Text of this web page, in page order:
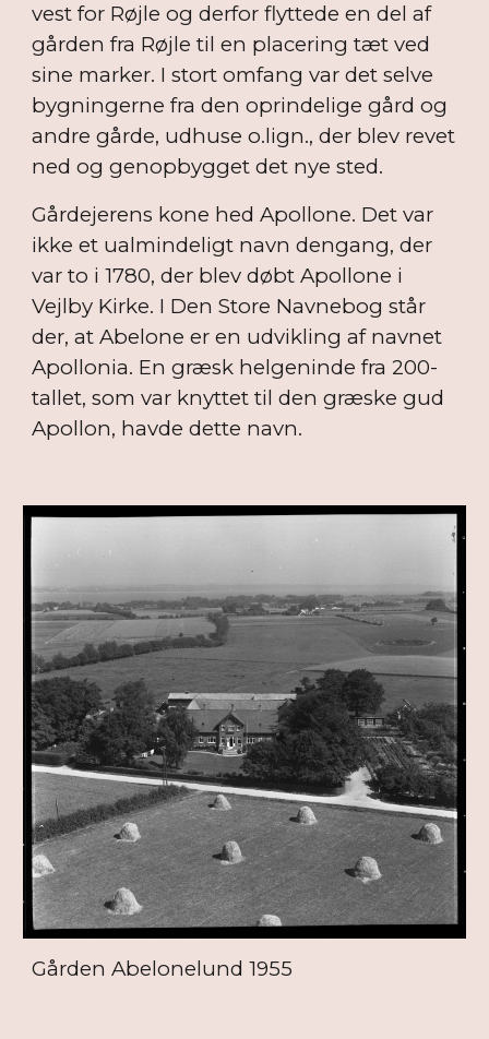
vest for Røjle og derfor flyttede en del af
gården fra Røjle til en placering tæt ved
sine marker. I stort omfang var det selve
bygningerne fra den oprindelige gård og
andre gårde, udhuse o.lign., der blev revet
ned og genopbygget det nye sted.
Gårdejerens kone hed Apollone. Det var
ikke et ualmindeligt navn dengang, der
var to i 1780, der blev døbt Apollone i
Vejlby Kirke. I Den Store Navnebog står
der, at Abelone er en udvikling af navnet
Apollonia. En græsk helgeninde fra 200-
tallet, som var knyttet til den græske gud
Apollon, havde dette navn.
Gården Abelonelund 1955